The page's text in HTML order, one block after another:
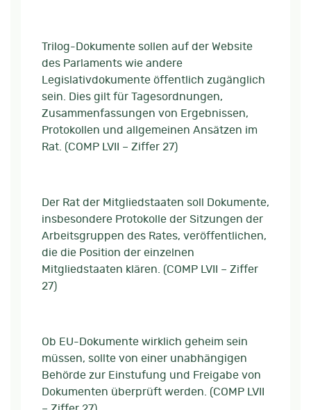
Trilog-Dokumente sollen auf der Website
des Parlaments wie andere
Legislativdokumente öffentlich zugänglich
sein. Dies gilt für Tagesordnungen,
Zusammenfassungen von Ergebnissen,
Protokollen und allgemeinen Ansätzen im
Rat. (COMP LVII – Ziffer 27)
Der Rat der Mitgliedstaaten soll Dokumente,
insbesondere Protokolle der Sitzungen der
Arbeitsgruppen des Rates, veröffentlichen,
die die Position der einzelnen
Mitgliedstaaten klären. (COMP LVII – Ziffer
27)
Ob EU-Dokumente wirklich geheim sein
müssen, sollte von einer unabhängigen
Behörde zur Einstufung und Freigabe von
Dokumenten überprüft werden. (COMP LVII